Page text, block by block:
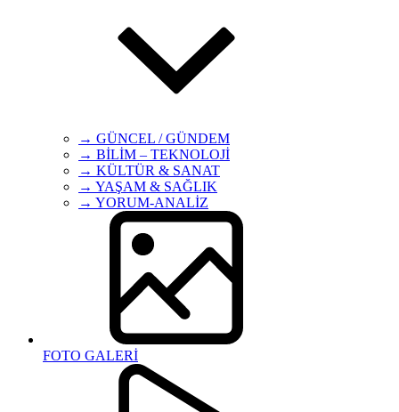
→ GÜNCEL / GÜNDEM
→ BİLİM – TEKNOLOJİ
→ KÜLTÜR & SANAT
→ YAŞAM & SAĞLIK
→ YORUM-ANALİZ
FOTO GALERİ